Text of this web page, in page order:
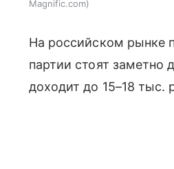
Magnific.com
На российском рынке
партии стоят заметно
доходит до 15–18 тыс.